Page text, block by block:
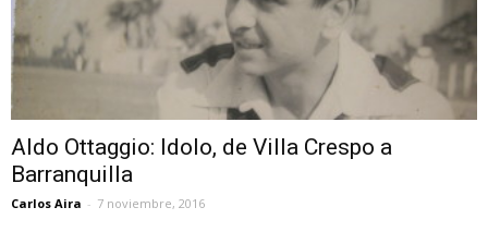
Aldo Ottaggio: Idolo, de Villa Crespo a
Barranquilla
Carlos Aira - 7 noviembre, 2016